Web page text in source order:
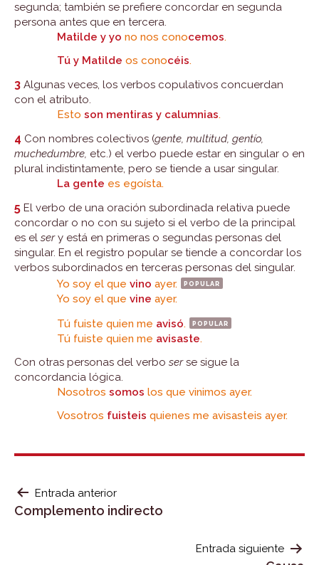
segunda; también se prefiere concordar en segunda
persona antes que en tercera.
Matilde y yo no nos conocemos.
Tú y Matilde os conocéis.
3 Algunas veces, los verbos copulativos concuerdan
con el atributo.
Esto son mentiras y calumnias.
4 Con nombres colectivos (gente, multitud, gentío,
muchedumbre, etc.) el verbo puede estar en singular o en
plural indistintamente, pero se tiende a usar singular.
La gente es egoísta.
5 El verbo de una oración subordinada relativa puede
concordar o no con su sujeto si el verbo de la principal
es el sery está en primeras o segundas personas del
singular. En el registro popular se tiende a concordar los
verbos subordinados en terceras personas del singular.
Yo soy el que vino ayer. popular
Yo soy el que vine ayer.
Tú fuiste quien me avisó. popular
Tú fuiste quien me avisaste.
Con otras personas del verbo serse sigue la
concordancia lógica.
Nosotros somos los que vinimos ayer.
Vosotros fuisteis quienes me avisasteis ayer.
NAVEGACIÓN
DE
Entrada anterior
Complemento indirecto
Entrada siguiente